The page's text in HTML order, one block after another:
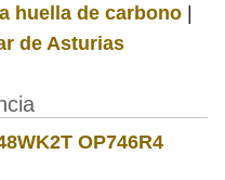
huella de carbono|
de Asturias
OP746R4